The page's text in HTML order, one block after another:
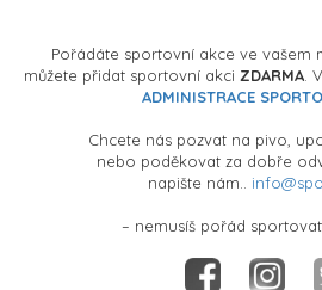
Pořádáte sportovní akce ve vašem
můžete přidat sportovní akci ZDARMA .
ADMINISTRACE
Chcete nás pozvat na pivo,
nebo poděkovat za dobře
napište nám..
– nemusíš pořád